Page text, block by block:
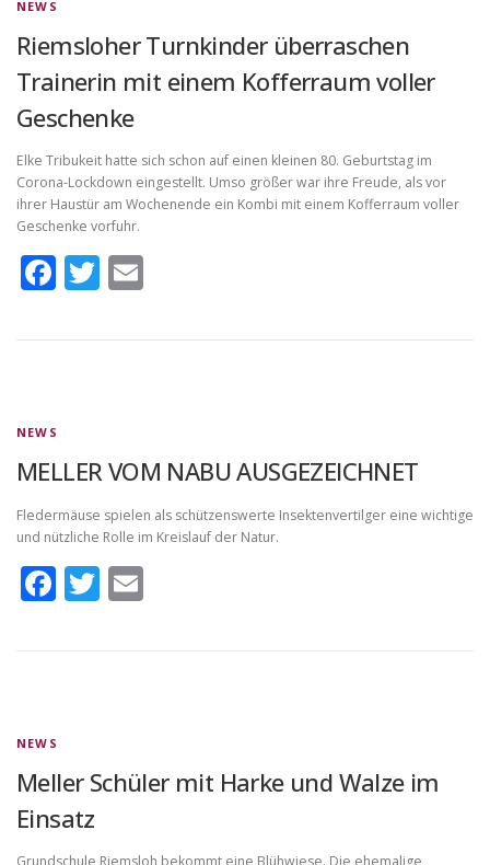
NEWS
Riemsloher Turnkinder überraschen
Trainerin mit einem Kofferraum voller
Geschenke
Elke Tribukeit hatte sich schon auf einen kleinen 80. Geburtstag im
Corona-Lockdown eingestellt. Umso größer war ihre Freude, als vor
ihrer Haustür am Wochenende ein Kombi mit einem Kofferraum voller
Geschenke vorfuhr.
Facebook
Twitter
NEWS
MELLER VOM NABU AUSGEZEICHNET
Fledermäuse spielen als schützenswerte Insektenvertilger eine wichtige
und nützliche Rolle im Kreislauf der Natur.
Facebook
Twitter
NEWS
Meller Schüler mit Harke und Walze im
Einsatz
Grundschule Riemsloh bekommt eine Blühwiese. Die ehemalige